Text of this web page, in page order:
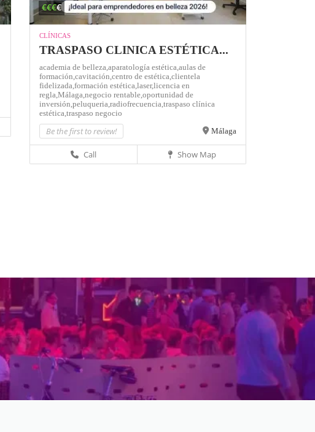
€€€€
CLÍNICAS
TRASPASO CLINICA ESTÉTICA...
academia de belleza, aparatología estética, aulas de
formación, cavitación, centro de estética, clientela
fidelizada, formación estética, laser,licencia en
regla, Málaga, negocio rentable, oportunidad de
inversión, peluqueria, radiofrecuencia, traspaso clínica
estética, traspaso negocio
Be the first to review! Málaga
Call Show Map